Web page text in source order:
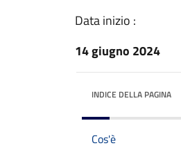
Data inizio :
14 giugno 2024
INDICE DELLA PAGINA
Cos'è